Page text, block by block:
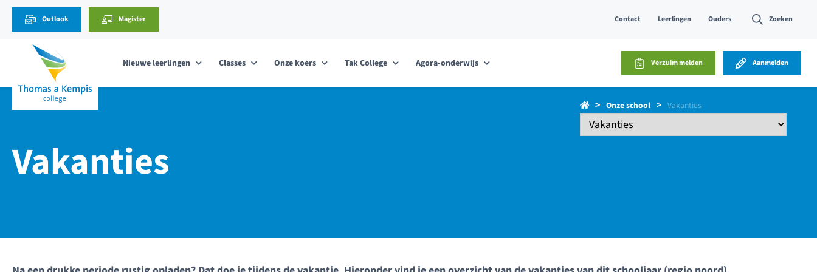
Outlook Magister Contact Leerlingen Ouders Zoeken
Nieuwe leerlingen Classes Onze koers Tak College Agora-onderwijs Verzuim melden Aanmelden
Onze school Vakanties
Vakanties